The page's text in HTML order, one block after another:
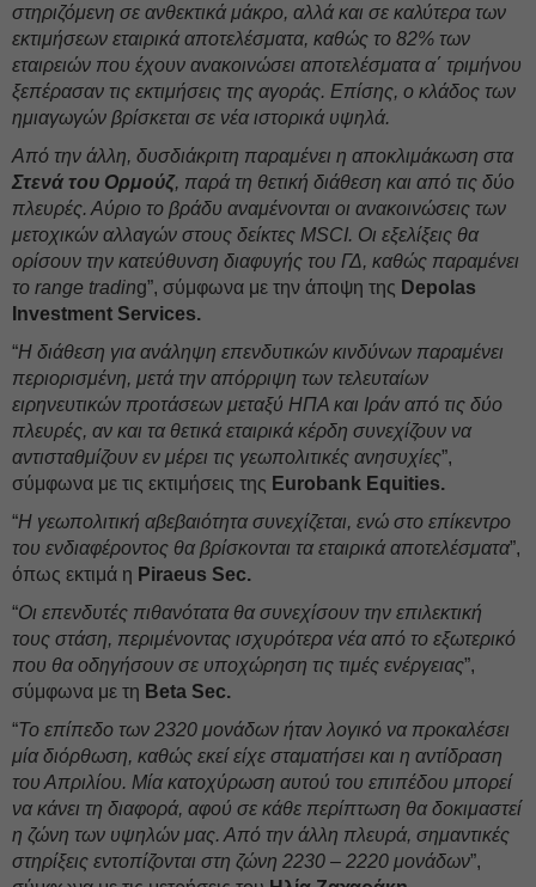
στηριζόμενη σε ανθεκτικά μάκρο, αλλά και σε καλύτερα των
εκτιμήσεων εταιρικά αποτελέσματα, καθώς το 82% των
εταιρειών που έχουν ανακοινώσει αποτελέσματα α΄ τριμήνου
ξεπέρασαν τις εκτιμήσεις της αγοράς. Επίσης, ο κλάδος των
ημιαγωγών βρίσκεται σε νέα ιστορικά υψηλά.
Από την άλλη, δυσδιάκριτη παραμένει η αποκλιμάκωση στα
Στενά του Ορμούζ, παρά τη θετική διάθεση και από τις δύο
πλευρές. Αύριο το βράδυ αναμένονται οι ανακοινώσεις των
μετοχικών αλλαγών στους δείκτες MSCI. Οι εξελίξεις θα
ορίσουν την κατεύθυνση διαφυγής του ΓΔ, καθώς παραμένει
το range trading”, σύμφωνα με την άποψη της Depolas
Investment Services.
“Η διάθεση για ανάληψη επενδυτικών κινδύνων παραμένει
περιορισμένη, μετά την απόρριψη των τελευταίων
ειρηνευτικών προτάσεων μεταξύ ΗΠΑ και Ιράν από τις δύο
πλευρές, αν και τα θετικά εταιρικά κέρδη συνεχίζουν να
αντισταθμίζουν εν μέρει τις γεωπολιτικές ανησυχίες”,
σύμφωνα με τις εκτιμήσεις της Eurobank Equities.
“Η γεωπολιτική αβεβαιότητα συνεχίζεται, ενώ στο επίκεντρο
του ενδιαφέροντος θα βρίσκονται τα εταιρικά αποτελέσματα”,
όπως εκτιμά η Piraeus Sec.
“Οι επενδυτές πιθανότατα θα συνεχίσουν την επιλεκτική
τους στάση, περιμένοντας ισχυρότερα νέα από το εξωτερικό
που θα οδηγήσουν σε υποχώρηση τις τιμές ενέργειας”,
σύμφωνα με τη Beta Sec.
“Το επίπεδο των 2320 μονάδων ήταν λογικό να προκαλέσει
μία διόρθωση, καθώς εκεί είχε σταματήσει και η αντίδραση
του Απριλίου. Μία κατοχύρωση αυτού του επιπέδου μπορεί
να κάνει τη διαφορά, αφού σε κάθε περίπτωση θα δοκιμαστεί
η ζώνη των υψηλών μας. Από την άλλη πλευρά, σημαντικές
στηρίξεις εντοπίζονται στη ζώνη 2230 – 2220 μονάδων”,